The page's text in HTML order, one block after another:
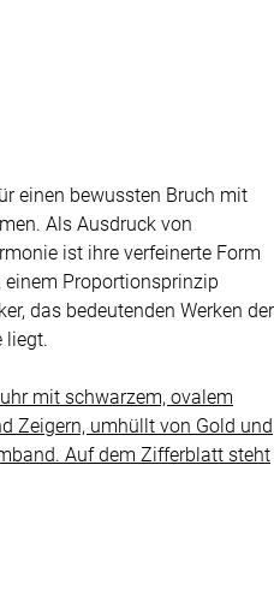
einen bewussten Bruch mit
Als Ausdruck von
ist ihre verfeinerte Form
Proportionsprinzip
das bedeutenden Werken der
liegt.